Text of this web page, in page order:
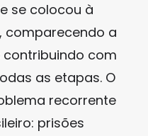
se colocou à
comparecendo a
com
as etapas. O
recorrente
prisões